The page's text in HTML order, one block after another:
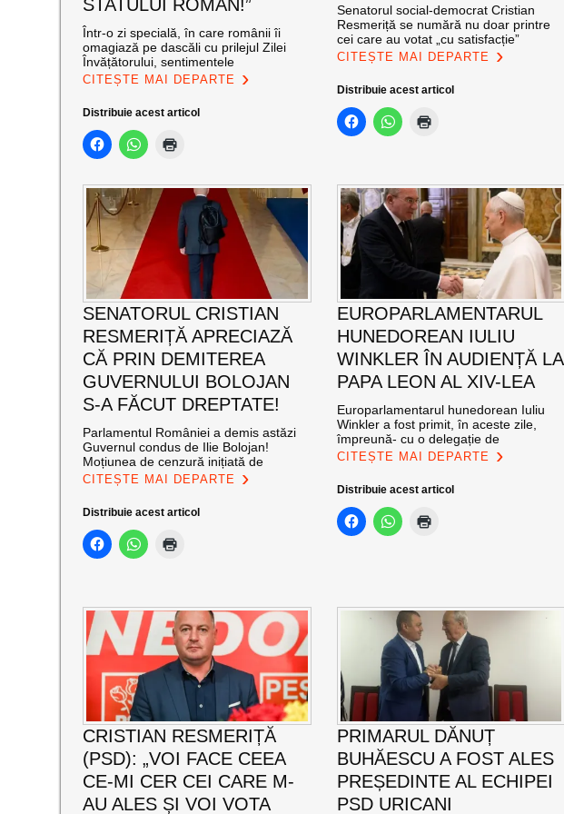
STATULUI ROMÂN!”
Într-o zi specială, în care românii îi
omagiază pe dascăli cu prilejul Zilei
Învățătorului, sentimentele
CITEȘTE MAI DEPARTE
Distribuie acest articol
Senatorul social-democrat Cristian
Resmeriță se numără nu doar printre
cei care au votat „cu satisfacție”
CITEȘTE MAI DEPARTE
Distribuie acest articol
SENATORUL CRISTIAN
RESMERIȚĂ APRECIAZĂ
CĂ PRIN DEMITEREA
GUVERNULUI BOLOJAN
S-A FĂCUT DREPTATE!
Parlamentul României a demis astăzi
Guvernul condus de Ilie Bolojan!
Moțiunea de cenzură inițiată de
CITEȘTE MAI DEPARTE
Distribuie acest articol
EUROPARLAMENTARUL
HUNEDOREAN IULIU
WINKLER ÎN AUDIENȚĂ LA
PAPA LEON AL XIV-LEA
Europarlamentarul hunedorean Iuliu
Winkler a fost primit, în aceste zile,
împreună- cu o delegație de
CITEȘTE MAI DEPARTE
Distribuie acest articol
CRISTIAN RESMERIȚĂ
(PSD): „VOI FACE CEEA
CE-MI CER CEI CARE M-
AU ALES ȘI VOI VOTA
PRIMARUL DĂNUȚ
BUHĂESCU A FOST ALES
PREȘEDINTE AL ECHIPEI
PSD URICANI